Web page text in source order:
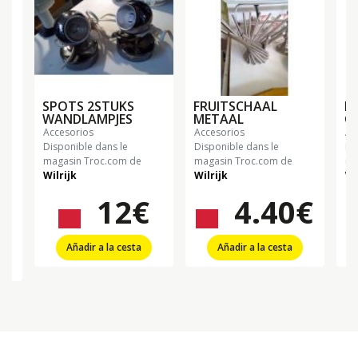
SPOTS 2STUKS
WANDLAMPJES
accesorios
Disponible dans le
magasin Troc.com de
Wilrijk
12€
Añadir a la cesta
FRUITSCHAAL
METAAL
accesorios
Disponible dans le
magasin Troc.com de
Wilrijk
4.40€
Añadir a la cesta